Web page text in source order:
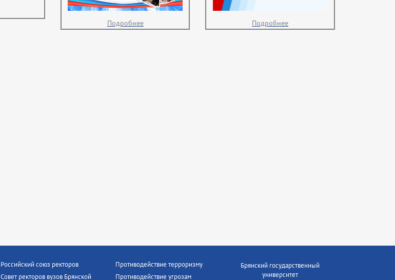
Подробнее Подробнее
Российский союз ректоров
Совет ректоров вузов Брянской
Противодействие терроризму
Противодействие угрозам
Брянский государственный
университет